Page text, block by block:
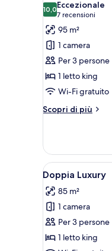
le
foto
per
Armani
Premier
Suite
10,010,0 su 10
Eccezionale
7 recensioni
(7
recensioni)
95 m²
1 camera
Per 3 persone
1 letto king
Wi-Fi gratuito
Scopri di più
Altri
Premier
Suite
Apri
tutte
le
foto
per
Doppia
4
Doppia Luxury
85 m²
1 camera
Per 3 persone
1 letto king